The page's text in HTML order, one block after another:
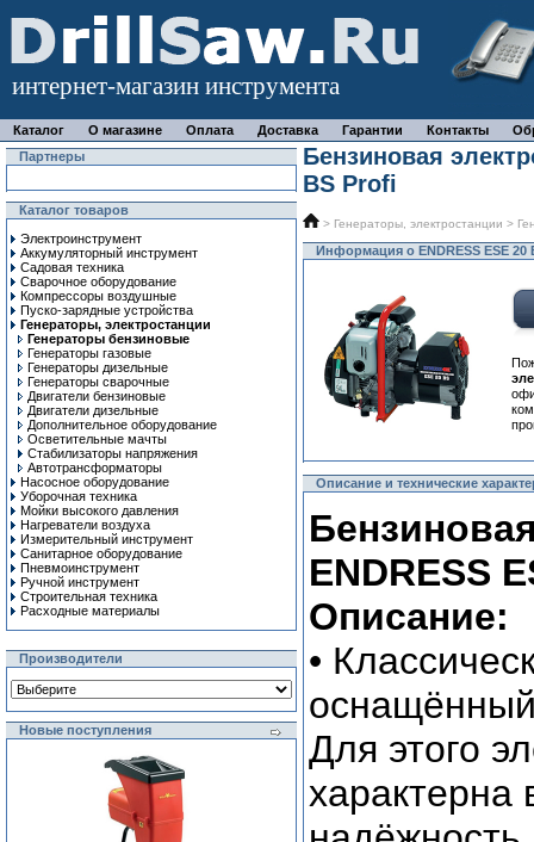
интернет-магазин инструмента
Каталог О магазине Оплата Доставка Гарантии Контакты
Партнеры
Каталог товаров
Электроинструмент
Аккумуляторный инструмент
Садовая техника
Сварочное оборудование
Компрессоры воздушные
Пуско-зарядные устройства
Генераторы, электростанции
Генераторы бензиновые
Генераторы газовые
Генераторы дизельные
Генераторы сварочные
Двигатели бензиновые
Двигатели дизельные
Дополнительное оборудование
Осветительные мачты
Стабилизаторы напряжения
Автотрансформаторы
Насосное оборудование
Уборочная техника
Мойки высокого давления
Нагреватели воздуха
Измерительный инструмент
Санитарное оборудование
Пневмоинструмент
Ручной инcтрумент
Строительная техника
Расходные материалы
Производители
Новые поступления
Бензиновая
BS Profi
> Генераторы, электростанции >
Информация о ENDRESS ESE 20
Описание и технические
ENDRESS
Описание:
•
Для этого
характерна